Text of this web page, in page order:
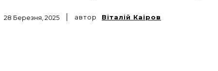
28 Березня, 2025 автор Віталій Каіров